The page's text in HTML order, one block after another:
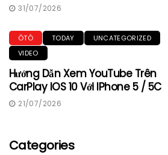
31/07/2026
ÔTÔ TODAY
UNCATEGORIZED
VIDEO
Hướng Dẫn Xem YouTube Trên
CarPlay IOS 10 Với IPhone 5 / 5C
21/07/2026
Categories